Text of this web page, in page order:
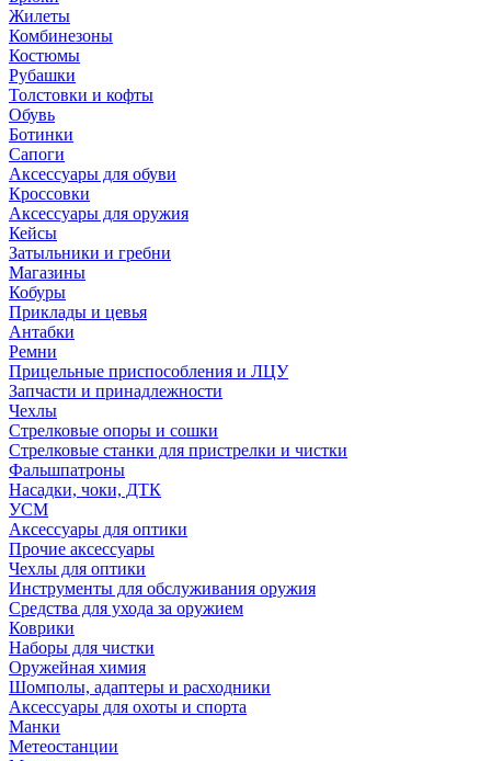
Жилеты
Комбинезоны
Костюмы
Рубашки
Толстовки и кофты
Обувь
Ботинки
Сапоги
Аксессуары для обуви
Кроссовки
Аксессуары для оружия
Кейсы
Затыльники и гребни
Магазины
Кобуры
Приклады и цевья
Антабки
Ремни
Прицельные приспособления и ЛЦУ
Запчасти и принадлежности
Чехлы
Стрелковые опоры и сошки
Стрелковые станки для пристрелки и чистки
Фальшпатроны
Насадки, чоки, ДТК
УСМ
Аксессуары для оптики
Прочие аксессуары
Чехлы для оптики
Инструменты для обслуживания оружия
Средства для ухода за оружием
Коврики
Наборы для чистки
Оружейная химия
Шомполы, адаптеры и расходники
Аксессуары для охоты и спорта
Манки
Метеостанции